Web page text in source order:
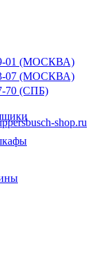
01 (МОСКВА)
07 (МОСКВА)
70 (СПБ)
shop.ru